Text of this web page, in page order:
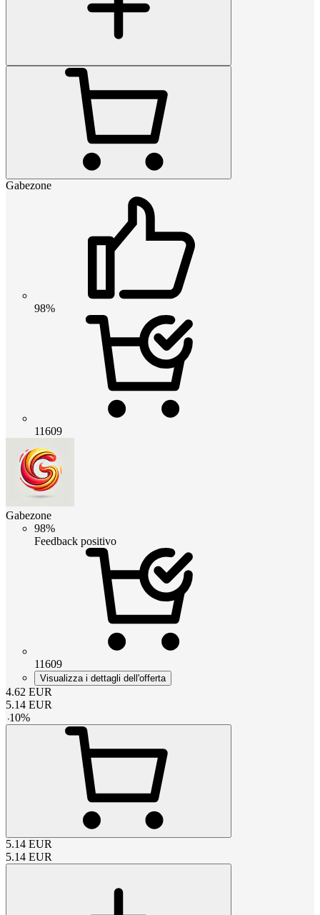
Gabezone
98%
11609
Gabezone
98%
Feedback positivo
11609
Visualizza i dettagli dell'offerta
4.62 EUR
5.14 EUR
-10%
5.14 EUR
5.14 EUR